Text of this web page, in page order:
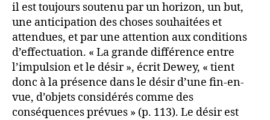
il est toujours soutenu par un horizon, un but,
une anticipation des choses souhaitées et
attendues, et par une attention aux conditions
d’effectuation. « La grande différence entre
l’impulsion et le désir », écrit Dewey, « tient
donc à la présence dans le désir d’une fin-en-
vue, d’objets considérés comme des
conséquences prévues » (p. 113). Le désir est